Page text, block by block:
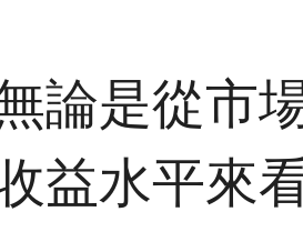
論是從市
益水平來